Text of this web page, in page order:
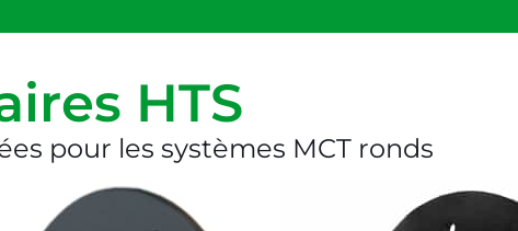
HTS​
pour les systèmes MCT ronds